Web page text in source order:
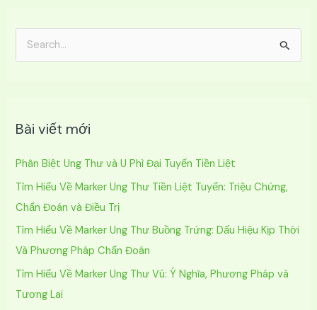
i
m
Bài viết mới
Phân Biệt Ung Thư và U Phì Đại Tuyến Tiền Liệt
Tìm Hiểu Về Marker Ung Thư Tiền Liệt Tuyến: Triệu Chứng,
Chẩn Đoán và Điều Trị
Tìm Hiểu Về Marker Ung Thư Buồng Trứng: Dấu Hiệu Kịp Thời
Và Phương Pháp Chẩn Đoán
Tìm Hiểu Về Marker Ung Thư Vú: Ý Nghĩa, Phương Pháp và
Tương Lai